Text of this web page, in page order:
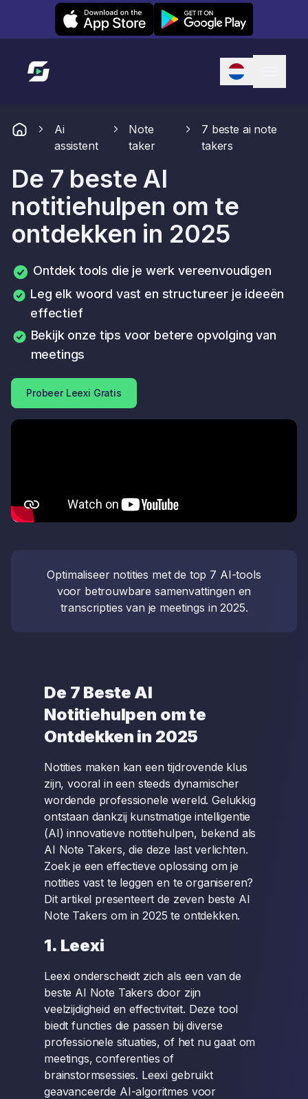
Leexi on iOS Leexi on Android
Link naar startpagina
Ai
assistent
Note
taker
7 beste ai note
takers
De 7 beste AI
notitiehulpen om te
ontdekken in 2025
Ontdek tools die je werk vereenvoudigen
Leg elk woord vast en structureer je ideeën
effectief
Bekijk onze tips voor betere opvolging van
meetings
Probeer Leexi Gratis
Optimaliseer notities met de top 7 AI-tools
voor betrouwbare samenvattingen en
transcripties van je meetings in 2025.
De 7 Beste AI
Notitiehulpen om te
Ontdekken in 2025
Notities maken kan een tijdrovende klus
zijn, vooral in een steeds dynamischer
wordende professionele wereld. Gelukkig
ontstaan dankzij kunstmatige intelligentie
(AI) innovatieve notitiehulpen, bekend als
AI Note Takers, die deze last verlichten.
Zoek je een effectieve oplossing om je
notities vast te leggen en te organiseren?
Dit artikel presenteert de zeven beste AI
Note Takers om in 2025 te ontdekken.
1. Leexi
Leexi onderscheidt zich als een van de
beste AI Note Takers door zijn
veelzijdigheid en effectiviteit. Deze tool
biedt functies die passen bij diverse
professionele situaties, of het nu gaat om
meetings, conferenties of
brainstormsessies. Leexi gebruikt
geavanceerde AI-algoritmes voor